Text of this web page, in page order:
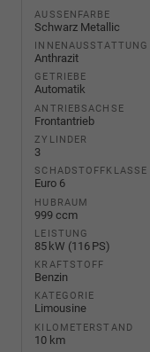
AUSSENFARBE
Schwarz Metallic
INNENAUSSTATTUNG
Anthrazit
GETRIEBE
Automatik
ANTRIEBSACHSE
Frontantrieb
ZYLINDER
3
SCHADSTOFFKLASSE
Euro 6
HUBRAUM
999 ccm
LEISTUNG
85 kW (116 PS)
KRAFTSTOFF
Benzin
KATEGORIE
Limousine
KILOMETERSTAND
10 km